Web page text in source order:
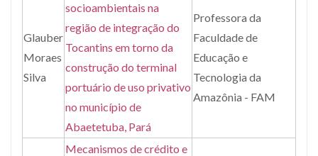
Glauber
Moraes
Silva
socioambientais na
região de integração do
Tocantins em torno da
construção do terminal
portuário de uso privativo
no município de
Abaetetuba, Pará
Professora da
Faculdade de
Educação e
Tecnologia da
Amazônia - FAM
Mecanismos de crédito e